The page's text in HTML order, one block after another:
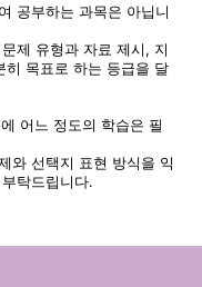
공부하는 과목은 아닙니
제 유형과 자료 제시, 지
히 목표로 하는 등급을 달
어느 정도의 학습은 필
와 선택지 표현 방식을 익
탁드립니다.